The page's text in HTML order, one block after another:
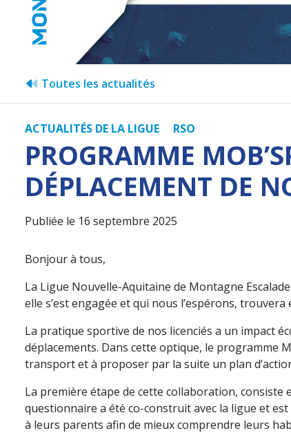
Toutes les actualités
ACTUALITÉS DE LA LIGUE RSO
PROGRAMME
DÉPLACEMENT DE
Publiée le 16 septembre 2025
Bonjour à tous,
La Ligue Nouvelle-Aquitaine de Montagne
elle s’est engagée et qui nous l’espérons, trouvera
La pratique sportive de nos licenciés a un impact
déplacements. Dans cette optique, le programme
transport et à proposer par la suite un plan
La première étape de cette collaboration, consiste
questionnaire a été co-construit avec la ligue et
à leurs parents afin de mieux comprendre leurs